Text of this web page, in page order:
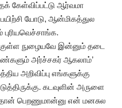
கேள்விப்பட்டு ஆர்வமா
யோடு, ஆன்மிகத்துல
நுழையவே இன்னும் தடை
அர்ச்சகர் ஆகலாம்’
அறிவிப்பு எங்களுக்கு
கடவுளின் அருளை
பெறணுமான்னு என் மனசுல